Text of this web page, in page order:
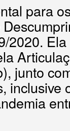
para
2020.
junto
inclusive